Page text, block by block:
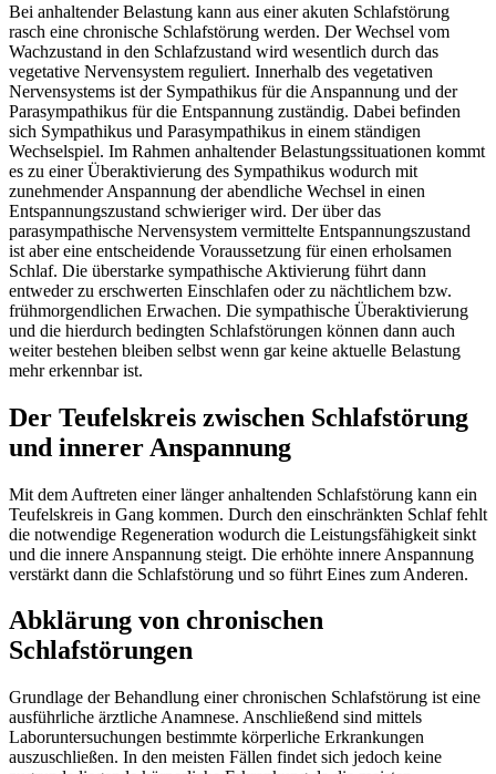
Bei anhaltender Belastung kann aus einer akuten Schlafstörung
rasch eine chronische Schlafstörung werden. Der Wechsel vom
Wachzustand in den Schlafzustand wird wesentlich durch das
vegetative Nervensystem reguliert. Innerhalb des vegetativen
Nervensystems ist der Sympathikus für die Anspannung und der
Parasympathikus für die Entspannung zuständig. Dabei befinden
sich Sympathikus und Parasympathikus in einem ständigen
Wechselspiel. Im Rahmen anhaltender Belastungssituationen kommt
es zu einer Überaktivierung des Sympathikus wodurch mit
zunehmender Anspannung der abendliche Wechsel in einen
Entspannungszustand schwieriger wird. Der über das
parasympathische Nervensystem vermittelte Entspannungszustand
ist aber eine entscheidende Voraussetzung für einen erholsamen
Schlaf. Die überstarke sympathische Aktivierung führt dann
entweder zu erschwerten Einschlafen oder zu nächtlichem bzw.
frühmorgendlichen Erwachen. Die sympathische Überaktivierung
und die hierdurch bedingten Schlafstörungen können dann auch
weiter bestehen bleiben selbst wenn gar keine aktuelle Belastung
mehr erkennbar ist.
Der Teufelskreis zwischen Schlafstörung
und innerer Anspannung
Mit dem Auftreten einer länger anhaltenden Schlafstörung kann ein
Teufelskreis in Gang kommen. Durch den einschränkten Schlaf fehlt
die notwendige Regeneration wodurch die Leistungsfähigkeit sinkt
und die innere Anspannung steigt. Die erhöhte innere Anspannung
verstärkt dann die Schlafstörung und so führt Eines zum Anderen.
Abklärung von chronischen
Schlafstörungen
Grundlage der Behandlung einer chronischen Schlafstörung ist eine
ausführliche ärztliche Anamnese. Anschließend sind mittels
Laboruntersuchungen bestimmte körperliche Erkrankungen
auszuschließen. In den meisten Fällen findet sich jedoch keine